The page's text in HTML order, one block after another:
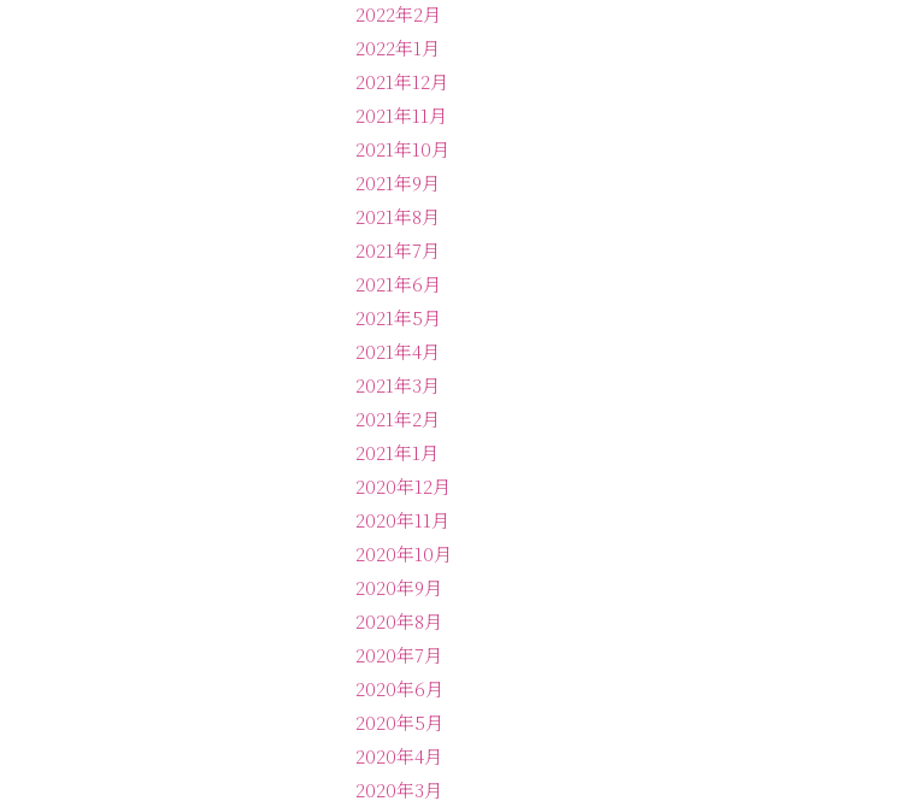
2022年2月
2022年1月
2021年12月
2021年11月
2021年10月
2021年9月
2021年8月
2021年7月
2021年6月
2021年5月
2021年4月
2021年3月
2021年2月
2021年1月
2020年12月
2020年11月
2020年10月
2020年9月
2020年8月
2020年7月
2020年6月
2020年5月
2020年4月
2020年3月